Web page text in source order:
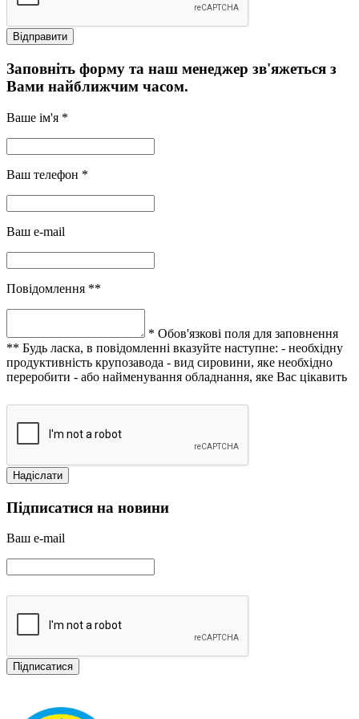
Заповніть форму та наш менеджер зв'яжеться з
Вами найближчим часом.
Ваше ім'я *
Ваш телефон *
Ваш e-mail
Повідомлення **
* Обов'язкові поля для заповнення
** Будь ласка, в повідомленні вказуйте наступне: - необхідну
продуктивність крупозавода - вид сировини, яке необхідно
переробити - або найменування обладнання, яке Вас цікавить
Підписатися на новини
Ваш e-mail